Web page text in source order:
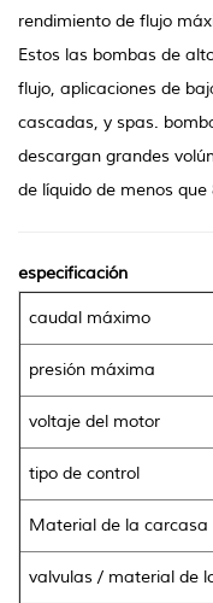
rendimiento de flujo
Estos las bombas de
flujo, aplicaciones de
cascadas, y spas.
descargan grandes
de líquido de menos que
especificación
caudal máximo
presión máxima
voltaje del motor
tipo de control
Material de la carcasa
valvulas / material de